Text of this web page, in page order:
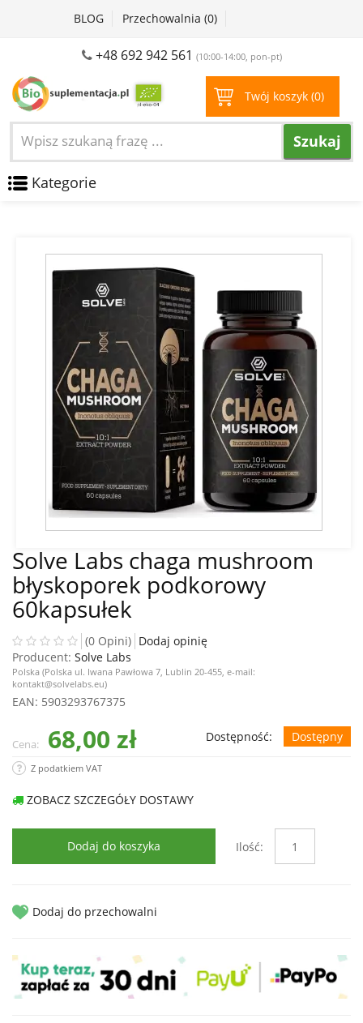
BLOG Przechowalnia (0)
+48 692 942 561 (10:00-14:00, pon-pt)
Twój koszyk (0)
Szukaj
Kategorie
Solve Labs chaga mushroom
błyskoporek podkorowy
60kapsułek
(0 Opini) Dodaj opinię
Producent: Solve Labs
Polska (Polska ul. Iwana Pawłowa 7, Lublin 20-455, e-mail:
kontakt@solvelabs.eu)
EAN: 5903293767375
Cena: 68,00 zł Dostępność: Dostępny
Z podatkiem VAT
ZOBACZ SZCZEGÓŁY DOSTAWY
Dodaj do koszyka Ilość:
Dodaj do przechowalni